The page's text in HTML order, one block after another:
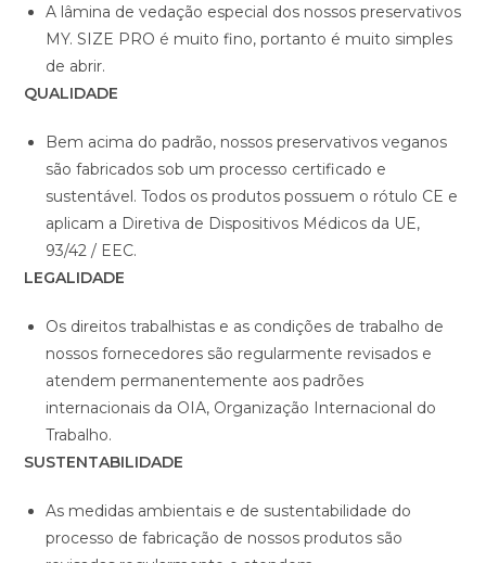
A lâmina de vedação especial dos nossos preservativos
MY. SIZE PRO é muito fino, portanto é muito simples
de abrir.
QUALIDADE
Bem acima do padrão, nossos preservativos veganos
são fabricados sob um processo certificado e
sustentável. Todos os produtos possuem o rótulo CE e
aplicam a Diretiva de Dispositivos Médicos da UE,
93/42 / EEC.
LEGALIDADE
Os direitos trabalhistas e as condições de trabalho de
nossos fornecedores são regularmente revisados e
atendem permanentemente aos padrões
internacionais da OIA, Organização Internacional do
Trabalho.
SUSTENTABILIDADE
As medidas ambientais e de sustentabilidade do
processo de fabricação de nossos produtos são